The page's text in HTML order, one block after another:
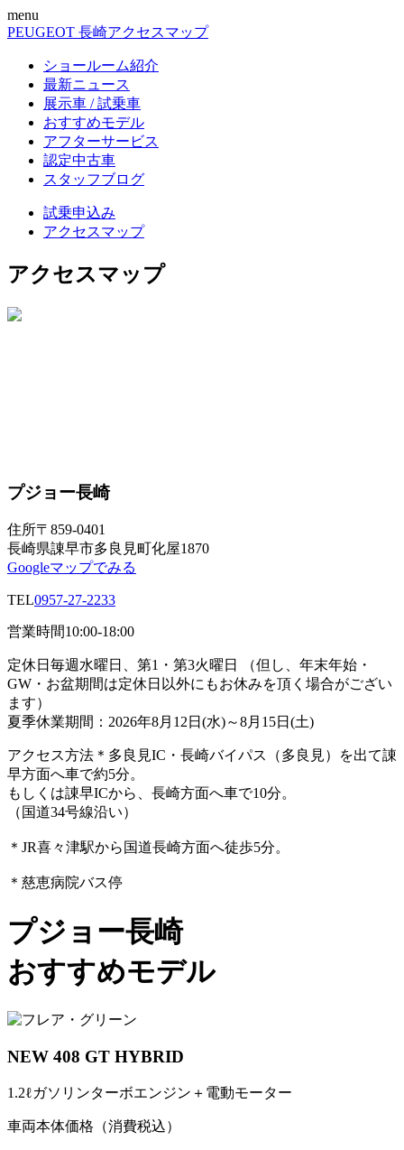
menu
PEUGEOT 長崎アクセスマップ
ショールーム紹介
最新ニュース
展示車 / 試乗車
おすすめモデル
アフターサービス
認定中古車
スタッフブログ
試乗申込み
アクセスマップ
アクセスマップ
プジョー長崎
住所〒859-0401
長崎県諌早市多良見町化屋1870
Googleマップでみる
TEL0957-27-2233
営業時間10:00-18:00
定休日 毎週水曜日、第1・第3火曜日 （但し、年末年始・
GW・お盆期間は定休日以外にもお休みを頂く場合がござい
ます）
夏季休業期間：2026年8月12日(水)～8月15日(土)
アクセス方法 ＊多良見IC・長崎バイパス（多良見）を出て諌
早方面へ車で約5分。
もしくは諌早ICから、長崎方面へ車で10分。
（国道34号線沿い）
＊JR喜々津駅から国道長崎方面へ徒歩5分。
＊慈恵病院バス停
プジョー長崎
おすすめモデル
NEW 408 GT HYBRID
1.2ℓガソリンターボエンジン＋電動モーター
車両本体価格（消費税込）